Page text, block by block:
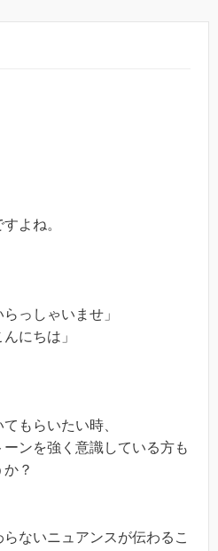
よね。
っしゃいませ」
にちは」
もらいたい時、
ンを強く意識している方も
？
ないニュアンスが伝わるこ